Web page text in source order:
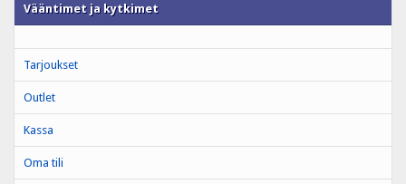
Vääntimet ja kytkimet
Tarjoukset
Outlet
Kassa
Oma tili